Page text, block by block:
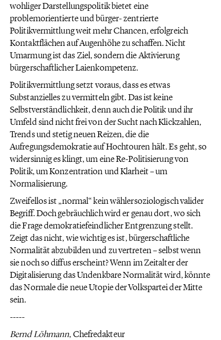
wohliger Darstellungspolitik bietet eine
problemorientierte und bürger- zentrierte
Politikvermittlung weit mehr Chancen, erfolgreich
Kontaktflächen auf Augenhöhe zu schaffen. Nicht
Umarmung ist das Ziel, sondern die Aktivierung
bürgerschaftlicher Laienkompetenz.
Politikvermittlung setzt voraus, dass es etwas
Substanzielles zu vermitteln gibt. Das ist keine
Selbstverständlichkeit, denn auch die Politik und ihr
Umfeld sind nicht frei von der Sucht nach Klickzahlen,
Trends und stetig neuen Reizen, die die
Aufregungsdemokratie auf Hochtouren hält. Es geht, so
widersinnig es klingt, um eine Re-Politisierung von
Politik, um Konzentration und Klarheit – um
Normalisierung.
Zweifellos ist „normal“ kein wählersoziologisch valider
Begriff. Doch gebräuchlich wird er genau dort, wo sich
die Frage demokratiefeindlicher Entgrenzung stellt.
Zeigt das nicht, wie wichtig es ist, bürgerschaftliche
Normalität abzubilden und zu vertreten – selbst wenn
sie noch so diffus erscheint? Wenn im Zeitalter der
Digitalisierung das Undenkbare Normalität wird, könnte
das Normale die neue Utopie der Volkspartei der Mitte
sein.
-----
Bernd Löhmann, Chefredakteur